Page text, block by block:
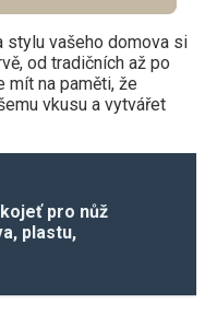
stylu vašeho domova si
od tradičních až po
mít na paměti, že
vkusu a vytvářet
pro nůž
plastu,